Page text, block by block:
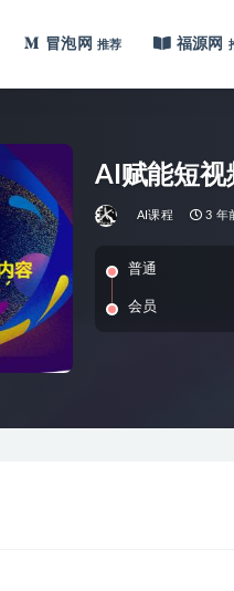
冒泡网 推荐 福源网
AI赋能短视
AI课程 3 年
普通
会员